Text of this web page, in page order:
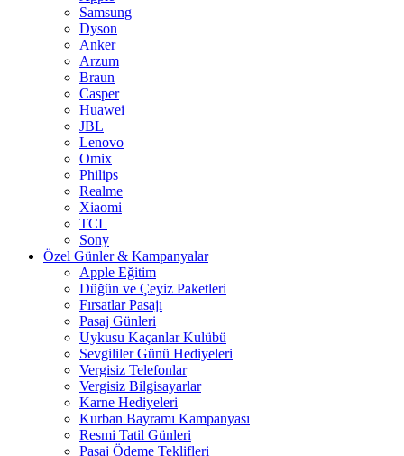
Samsung
Dyson
Anker
Arzum
Braun
Casper
Huawei
JBL
Lenovo
Omix
Philips
Realme
Xiaomi
TCL
Sony
Özel Günler & Kampanyalar
Apple Eğitim
Düğün ve Çeyiz Paketleri
Fırsatlar Pasajı
Pasaj Günleri
Uykusu Kaçanlar Kulübü
Sevgililer Günü Hediyeleri
Vergisiz Telefonlar
Vergisiz Bilgisayarlar
Karne Hediyeleri
Kurban Bayramı Kampanyası
Resmi Tatil Günleri
Pasaj Ödeme Teklifleri